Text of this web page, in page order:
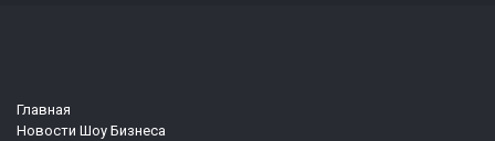
Главная
Новости Шоу Бизнеса